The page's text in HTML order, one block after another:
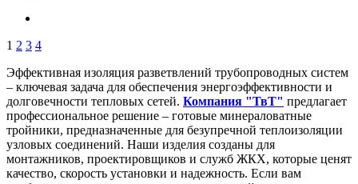
1 2 3 4
Эффективная изоляция разветвлений трубопроводных систем
– ключевая задача для обеспечения энергоэффективности и
долговечности тепловых сетей. Компания "ТвТ" предлагает
профессиональное решение – готовые минераловатные
тройники, предназначенные для безупречной теплоизоляции
узловых соединений. Наши изделия созданы для
монтажников, проектировщиков и служб ЖКХ, которые ценят
качество, скорость установки и надежность. Если вам